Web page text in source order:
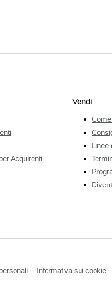
Acquirenti
Vendi
Linee
Informativa sui cookie